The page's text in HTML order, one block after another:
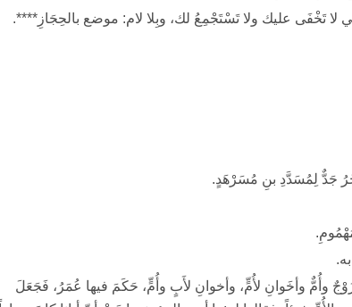
تَخْفَى عليك ولا تَسْتَجْمِعُ لك، وبِلا لام: موضع بالحِجَازِ****.
جَدٌّ لِمُسَدَّدِ بنِ مُسَرْهَدٍ.
وأُمٌّ وأخَوانِ لأُمٍّ، وأخوانِ لأَبٍ وأُمٍّ، حَكَمَ فيها عُمَرُ، فَجَعَلَ